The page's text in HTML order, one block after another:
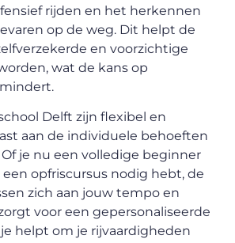
rijden en het herkennen
op de weg. Dit helpt de
en voorzichtige
wat de kans op
Delft zijn flexibel en
aan de individuele behoeften
je nu een volledige beginner
opfriscursus nodig hebt, de
zich aan jouw tempo en
voor een gepersonaliseerde
helpt om je rijvaardigheden